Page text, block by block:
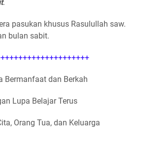
.
pasukan khusus Rasulullah saw.
bulan sabit.
Bermanfaat dan Berkah
Lupa Belajar Terus
Orang Tua, dan Keluarga